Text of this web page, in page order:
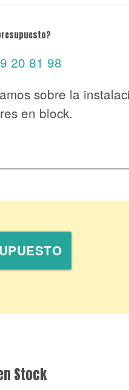
20 81 98
sobre la
en block.
Stock